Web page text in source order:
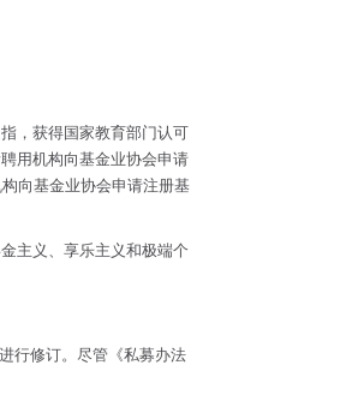
，获得国家教育部门认可
用机构向基金业协会申请
向基金业协会申请注册基
主义、享乐主义和极端个
行修订。尽管《私募办法